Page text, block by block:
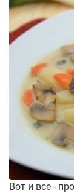
Вот и все -